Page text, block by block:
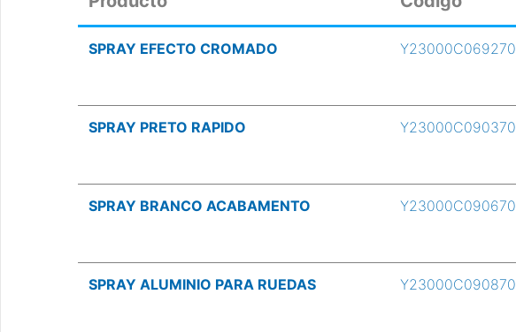
SPRAY EFECTO CROMADO Y23000C069270
SPRAY PRETO RAPIDO Y23000C090370
SPRAY BRANCO ACABAMENTO Y23000C090670
SPRAY ALUMINIO PARA RUEDAS Y23000C090870